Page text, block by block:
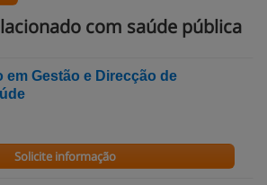
com saúde pública
em Gestão e Direcção de
Solicite informação